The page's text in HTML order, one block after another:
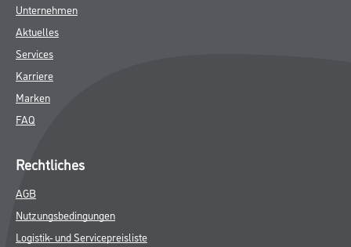
Unternehmen
Aktuelles
Services
Karriere
Marken
FAQ
Rechtliches
AGB
Nutzungsbedingungen
Logistik- und Servicepreisliste